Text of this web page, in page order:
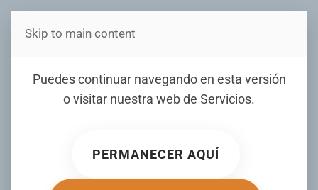
Estás en Telenord Medios
Puedes continuar navegando en esta versión
o visitar nuestra web de Servicios.
PERMANECER AQUÍ
Skip to main content
Creadores de ChatGPT
alertan: 44 profesiones
avance de la IA
ESCRITO POR ELDIA.COM.DO EL 11 OCTUBRE 2025.